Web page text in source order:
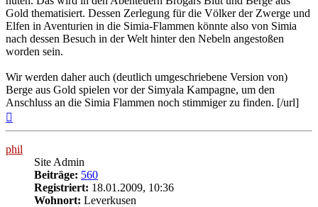
Gold thematisiert. Dessen Zerlegung für die Völker der Zwerge und
Elfen in Aventurien in die Simia-Flammen könnte also von Simia
nach dessen Besuch in der Welt hinter den Nebeln angestoßen
worden sein.
Wir werden daher auch (deutlich umgeschriebene Version von)
Berge aus Gold spielen vor der Simyala Kampagne, um den
Anschluss an die Simia Flammen noch stimmiger zu finden. [/url]
phil
Site Admin
Beiträge: 560
Registriert: 18.01.2009, 10:36
Wohnort: Leverkusen